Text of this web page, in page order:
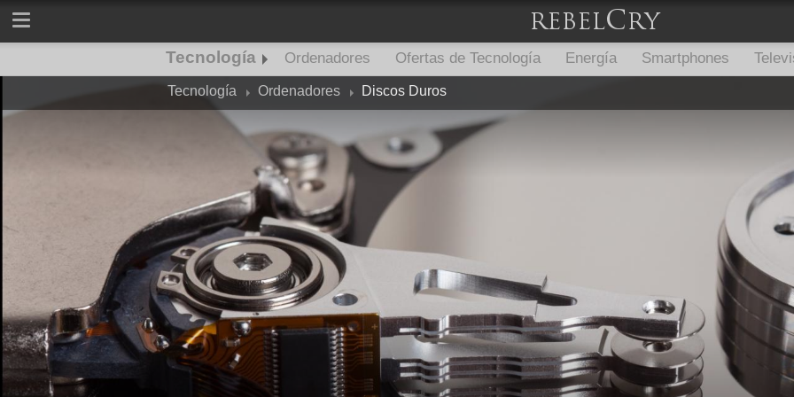
Tecnología Ordenadores Ofertas de Tecnología Energía Smartphones
Tecnología Ordenadores Discos Duros